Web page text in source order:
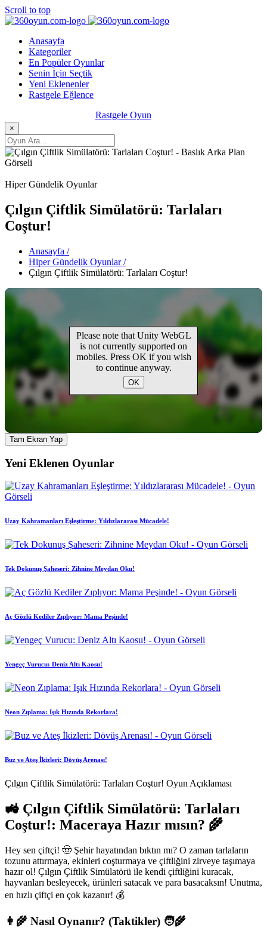
Scroll to top
Anasayfa
Kategoriler
En Popüler Oyunlar
Senin İçin Seçtik
Yeni Eklenenler
Rastgele Eğlence
Rastgele Oyun
×
Hiper Gündelik Oyunlar
Çılgın Çiftlik Simülatörü: Tarlaları
Coştur!
Anasayfa /
Hiper Gündelik Oyunlar /
Çılgın Çiftlik Simülatörü: Tarlaları Coştur!
Tam Ekran Yap
Yeni Eklenen Oyunlar
Uzay Kahramanları Eşleştirme: Yıldızlararası Mücadele!
Tek Dokunuş Şaheseri: Zihnine Meydan Oku!
Aç Gözlü Kediler Zıplıyor: Mama Peşinde!
Yengeç Vurucu: Deniz Altı Kaosu!
Neon Zıplama: Işık Hızında Rekorlara!
Buz ve Ateş İkizleri: Dövüş Arenası!
Çılgın Çiftlik Simülatörü: Tarlaları Coştur! Oyun Açıklaması
🚜 Çılgın Çiftlik Simülatörü: Tarlaları
Coştur!: Maceraya Hazır mısın? 🌾
Hey sen çiftçi! 🤠 Şehir hayatından bıktın mı? O zaman tarlaların
tozunu attırmaya, ekinleri coşturmaya ve çiftliğini zirveye taşımaya
hazır ol! Çılgın Çiftlik Simülatörü ile kendi çiftliğini kuracak,
hayvanları besleyecek, ürünleri satacak ve para basacaksın! Unutma,
en hızlı çiftçi en çok kazanır! 💰
👩‍🌾 Nasıl Oynanır? (Taktikler) 🧑‍🌾